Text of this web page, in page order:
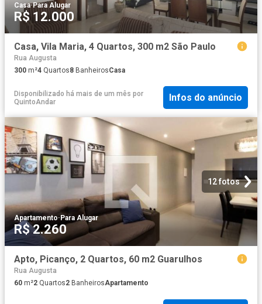
Casa·Para Alugar
R$ 12.000
Casa, Vila Maria, 4 Quartos, 300 m2 São Paulo
Rua Augusta
300 m²4 Quartos8 BanheirosCasa
Disponibilizado há mais de um mês por
QuintoAndar
Infos do anúncio
12 fotos
Apartamento·Para Alugar
R$ 2.260
Apto, Picanço, 2 Quartos, 60 m2 Guarulhos
Rua Augusta
60 m²2 Quartos2 BanheirosApartamento